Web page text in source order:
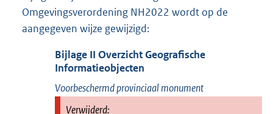
Omgevingsverordening NH2022 wordt op de
aangegeven wijze gewijzigd:
Bijlage II Overzicht Geografische
Informatieobjecten
Voorbeschermd provinciaal monument